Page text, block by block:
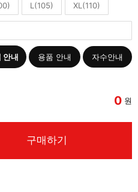
L(105) XL(110)
안내 용품 안내 자수안내
0 원
구매하기